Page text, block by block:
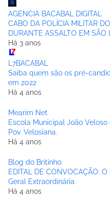
AGENCIA BACABAL DIGITAL
CABO DA POLÍCIA MILITAR
DURANTE ASSALTO EM SÃO
Há 3 anos
L7BACABAL
Saiba quem são os pré-
em 2022
Há 4 anos
Mearim Net
Escola Municipal João
Pov. Velosiana.
Há 4 anos
Blog do Britinho
EDITAL DE CONVOCAÇÃO:
Geral Extraordinária
Há 4 anos